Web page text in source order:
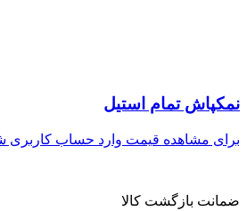
نمكپاش تمام استيل
برای مشاهده قیمت وارد حساب کاربری
ضمانت بازگشت کالا